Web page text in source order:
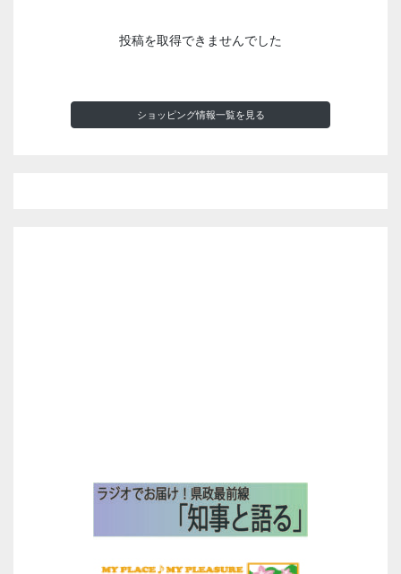
投稿を取得できませんでした
ショッピング情報一覧を見る